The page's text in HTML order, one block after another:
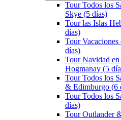
Tour Todos los
Skye (5 días)
Tour las Islas
días)
Tour
días)
Tour Navidad
Hogmanay (5
Tour Todos los
& Edimburgo (6
Tour Todos los
días)
Tour Outlander